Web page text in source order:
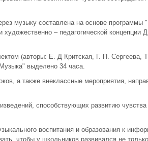
музыку составлена на основе
– педагогической концепции
(авторы: Е. Д Критская, Г. П. Сергеева,
выделено 34 часа.
а также внеклассные мероприятия,
способствующих развитию чувства
воспитания и образования к
чтобы у школьников развивался не